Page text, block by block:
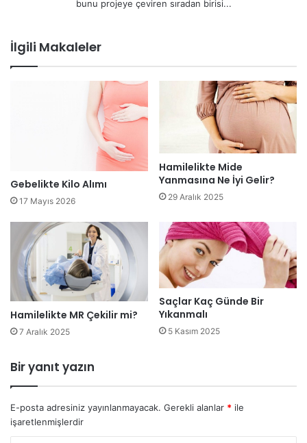
bunu projeye çeviren sıradan birisi...
İlgili Makaleler
Gebelikte Kilo Alımı
17 Mayıs 2026
Hamilelikte Mide
Yanmasına Ne İyi Gelir?
29 Aralık 2025
Hamilelikte MR Çekilir mi?
7 Aralık 2025
Saçlar Kaç Günde Bir
Yıkanmalı
5 Kasım 2025
Bir yanıt yazın
E-posta adresiniz yayınlanmayacak. Gerekli alanlar * ile
işaretlenmişlerdir